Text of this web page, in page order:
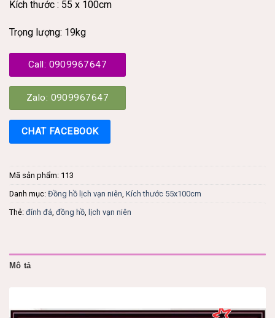
Kích thước : 55 x 100cm
Trọng lượng: 19kg
Call: 0909967647
Zalo: 0909967647
CHAT FACEBOOK
Mã sản phẩm: 113
Danh mục: Đồng hồ lịch vạn niên, Kích thước 55x100cm
Thẻ: đính đá, đồng hồ, lịch vạn niên
Mô tả